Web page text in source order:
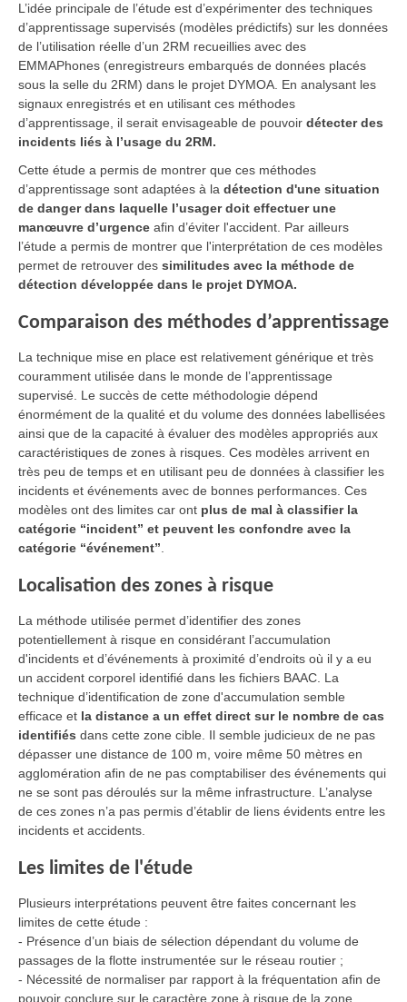
L’idée principale de l’étude est d’expérimenter des techniques
d’apprentissage supervisés (modèles prédictifs) sur les données
de l’utilisation réelle d’un 2RM recueillies avec des
EMMAPhones (enregistreurs embarqués de données placés
sous la selle du 2RM) dans le projet DYMOA. En analysant les
signaux enregistrés et en utilisant ces méthodes
d’apprentissage, il serait envisageable de pouvoir détecter des
incidents liés à l’usage du 2RM.
Cette étude a permis de montrer que ces méthodes
d’apprentissage sont adaptées à la détection d'une situation
de danger dans laquelle l’usager doit effectuer une
manœuvre d’urgence afin d’éviter l'accident. Par ailleurs
l’étude a permis de montrer que l'interprétation de ces modèles
permet de retrouver des similitudes avec la méthode de
détection développée dans le projet DYMOA.
Comparaison des méthodes d’apprentissage
La technique mise en place est relativement générique et très
couramment utilisée dans le monde de l’apprentissage
supervisé. Le succès de cette méthodologie dépend
énormément de la qualité et du volume des données labellisées
ainsi que de la capacité à évaluer des modèles appropriés aux
caractéristiques de zones à risques. Ces modèles arrivent en
très peu de temps et en utilisant peu de données à classifier les
incidents et événements avec de bonnes performances. Ces
modèles ont des limites car ont plus de mal à classifier la
catégorie “incident” et peuvent les confondre avec la
catégorie “événement”
Localisation des zones à risque
La méthode utilisée permet d’identifier des zones
potentiellement à risque en considérant l’accumulation
d'incidents et d’événements à proximité d’endroits où il y a eu
un accident corporel identifié dans les fichiers BAAC. La
technique d’identification de zone d'accumulation semble
efficace et la distance a un effet direct sur le nombre de cas
identifiés dans cette zone cible. Il semble judicieux de ne pas
dépasser une distance de 100 m, voire même 50 mètres en
agglomération afin de ne pas comptabiliser des événements qui
ne se sont pas déroulés sur la même infrastructure. L’analyse
de ces zones n’a pas permis d’établir de liens évidents entre les
incidents et accidents.
Les limites de l'étude
Plusieurs interprétations peuvent être faites concernant les
limites de cette étude :
- Présence d’un biais de sélection dépendant du volume de
passages de la flotte instrumentée sur le réseau routier ;
- Nécessité de normaliser par rapport à la fréquentation afin de
pouvoir conclure sur le caractère zone à risque de la zone